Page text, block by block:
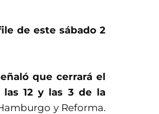
de este sábado 2
que cerrará el
12 y las 3 de la
y Reforma.